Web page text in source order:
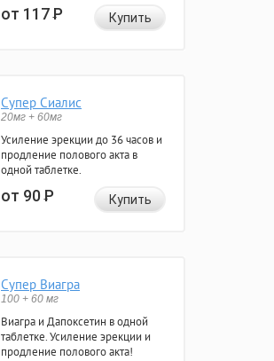
от 117Р Купить
Супер Сиалис
20мг + 60мг
Усиление эрекции до 36 часов и
продление полового акта в
одной таблетке.
от 90Р Купить
Супер Виагра
100 + 60 мг
Виагра и Дапоксетин в одной
таблетке. Усиление эрекции и
продление полового акта!